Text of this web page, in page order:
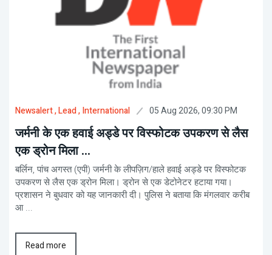
Newsalert, Lead, International 05 Aug 2026, 09:30 PM
जर्मनी के एक हवाई अड्डे पर विस्फोटक उपकरण से लैस
एक ड्रोन मिला ...
बर्लिन, पांच अगस्त (एपी) जर्मनी के लीपज़िग/हाले हवाई अड्डे पर विस्फोटक
उपकरण से लैस एक ड्रोन मिला। ड्रोन से एक डेटोनेटर हटाया गया।
प्रशासन ने बुधवार को यह जानकारी दी। पुलिस ने बताया कि मंगलवार करीब
आ ...
Read more